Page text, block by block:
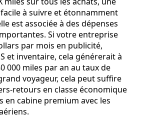
à suivre et étonnamment
est associée à des dépenses
Si votre entreprise
par mois en publicité,
et inventaire, cela générerait à
000 miles par an au taux de
voyageur, cela peut suffire
en classe économique
en cabine premium avec les